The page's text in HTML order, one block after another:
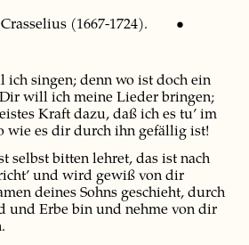
Crasselius (1667-1724). •
ich singen; denn wo ist doch ein
will ich meine Lieder bringen;
Kraft dazu, daß ich es tu’ im
wie es dir durch ihn gefällig ist!
selbst bitten lehret, das ist nach
und wird gewiß von dir
deines Sohns geschieht, durch
und Erbe bin und nehme von dir